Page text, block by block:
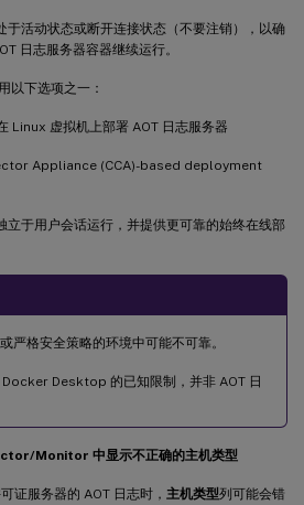
于活动状态或断开连接状态（不要注销），以确
日志服务器容器继续运行。
以下选项之一：
Linux 虚拟机上部署 AOT 日志服务器
Appliance (CCA)-based deployment
立于用户会话运行，并提供更可靠的始终在线部
严格安全策略的环境中可能不可靠。
Desktop 的已知限制，并非 AOT 日
Monitor 中显示不正确的主机类型
证服务器的 AOT 日志时， 主机类型列可能会错